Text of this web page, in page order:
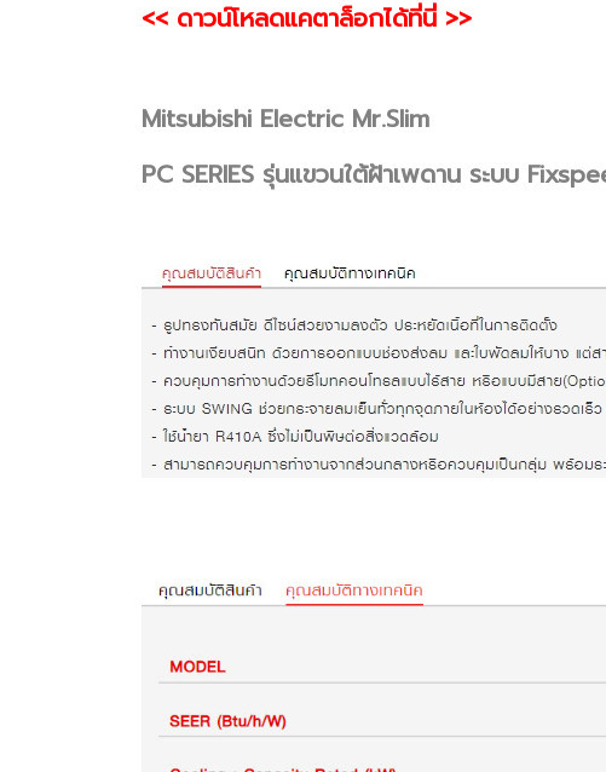
<< ดาวน์โหลดแคตาล็อกได้ที่นี่ >>
Mitsubishi Electric Mr.Slim
PC SERIES รุ่นแขวนใต้ฝ้าเพดาน ระบบ